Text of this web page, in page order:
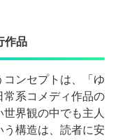
作品
コンセプトは、「ゆ
常系コメディ作品の
界観の中でも主人
う構造は、読者に安